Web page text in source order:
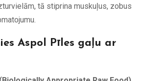
tā stiprina muskuļus, zobus
Aspol Pīles gaļu ar